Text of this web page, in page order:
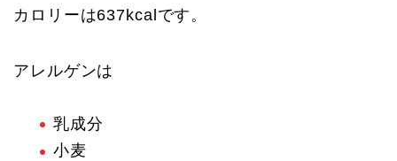
カロリーは637kcalです。
アレルゲンは
乳成分
小麦